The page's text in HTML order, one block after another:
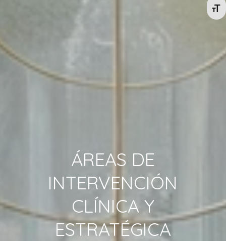
ÁREAS DE
INTERVENCIÓN
CLÍNICA Y
ESTRATÉGICA